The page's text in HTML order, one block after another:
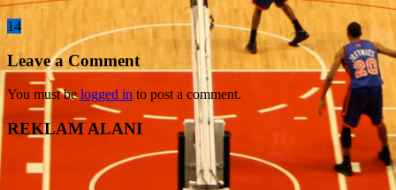
14
Leave a Comment
You must belogged in to post a comment.
REKLAM ALANI